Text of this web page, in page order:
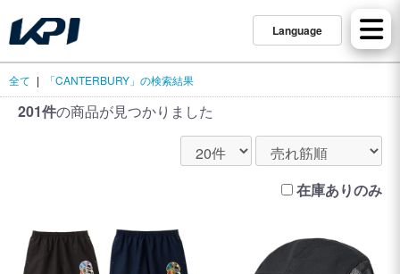
Language
全て | 「CANTERBURY」の検索結果
201件の商品が見つかりました
在庫ありのみ